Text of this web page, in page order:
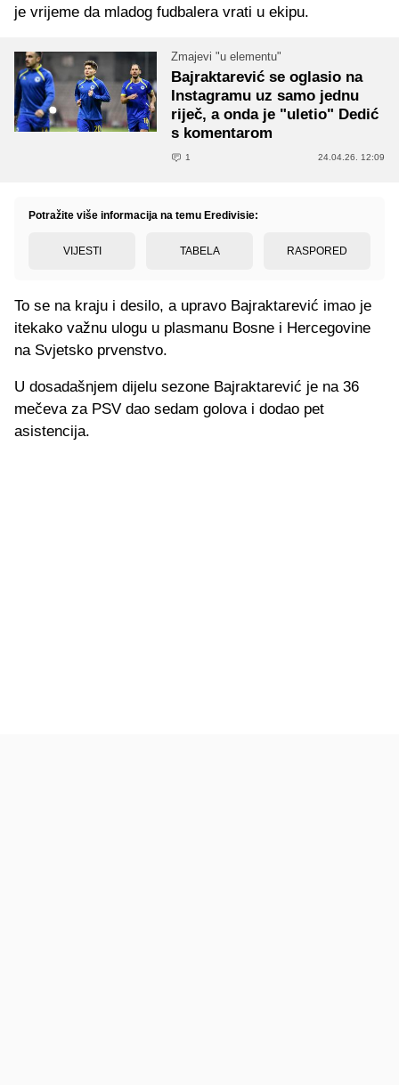
je vrijeme da mladog fudbalera vrati u ekipu.
Zmajevi "u elementu"
Bajraktarević se oglasio na
Instagramu uz samo jednu
riječ, a onda je "uletio" Dedić
s komentarom
1 24.04.26. 12:09
Potražite više informacija na temu Eredivisie:
VIJESTI TABELA RASPORED
To se na kraju i desilo, a upravo Bajraktarević imao je
itekako važnu ulogu u plasmanu Bosne i Hercegovine
na Svjetsko prvenstvo.
U dosadašnjem dijelu sezone Bajraktarević je na 36
mečeva za PSV dao sedam golova i dodao pet
asistencija.